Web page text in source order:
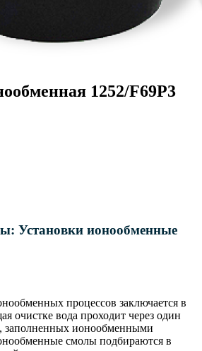
1252/F69P3
Установки ионообменные
процессов заключается в
очистке вода проходит через один
заполненных ионообменными
смолы подбираются в